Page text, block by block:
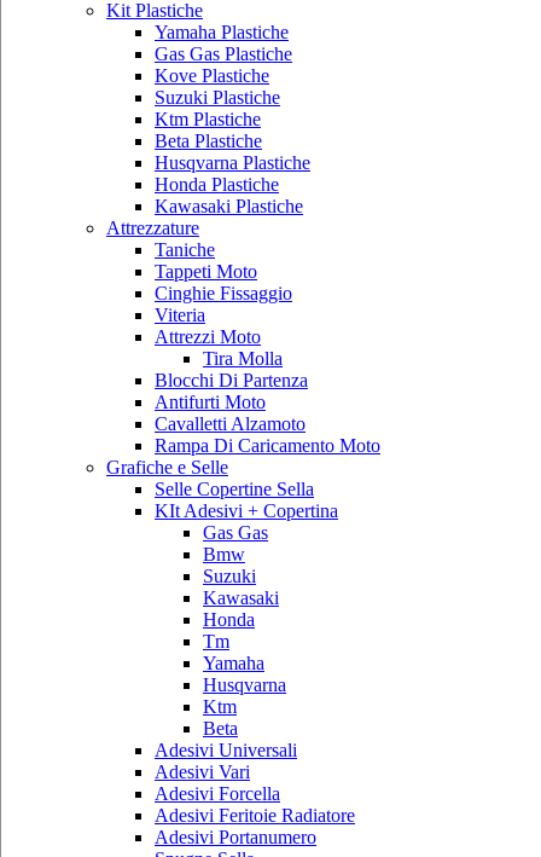
Kit Plastiche
Yamaha Plastiche
Gas Gas Plastiche
Kove Plastiche
Suzuki Plastiche
Ktm Plastiche
Beta Plastiche
Husqvarna Plastiche
Honda Plastiche
Kawasaki Plastiche
Attrezzature
Taniche
Tappeti Moto
Cinghie Fissaggio
Viteria
Attrezzi Moto
Tira Molla
Blocchi Di Partenza
Antifurti Moto
Cavalletti Alzamoto
Rampa Di Caricamento Moto
Grafiche e Selle
Selle Copertine Sella
KIt Adesivi + Copertina
Gas Gas
Bmw
Suzuki
Kawasaki
Honda
Tm
Yamaha
Husqvarna
Ktm
Beta
Adesivi Universali
Adesivi Vari
Adesivi Forcella
Adesivi Feritoie Radiatore
Adesivi Portanumero